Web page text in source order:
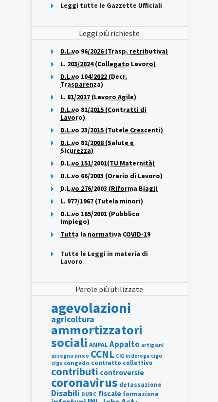
Leggi tutte le Gazzette Ufficiali
Leggi più richieste
D.L.vo 96/2026 (Trasp. retributiva)
L. 203/2024 (Collegato Lavoro)
D.L.vo 104/2022 (Decr.
Trasparenza)
L. 81/2017 (Lavoro Agile)
D.L.vo 81/2015 (Contratti di
Lavoro)
D.L.vo 23/2015 (Tutele Crescenti)
D.L.vo 81/2008 (Salute e
Sicurezza)
D.L.vo 151/2001(TU Maternità)
D.L.vo 66/2003 (Orario di Lavoro)
D.L.vo 276/2003 (Riforma Biagi)
L. 977/1967 (Tutela minori)
D.L.vo 165/2001 (Pubblico
Impiego)
Tutta la normativa COVID-19
Tutte le Leggi in materia di
Lavoro
Parole più utilizzate
agevolazioni
agricoltura
ammortizzatori
sociali ANPALAppalto artigiani
assegno unico CCNL CIG in deroga cigo
cigs congedo contratto collettivo
contributi controversie
coronavirus detassazione
Disabili DURC fiscale formazione